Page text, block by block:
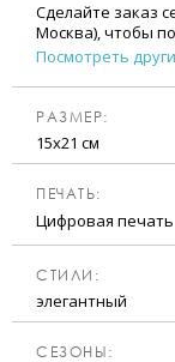
Сделайте заказ
Москва), чтобы
Посмотреть
РАЗМЕР:
15х21 см
ПЕЧАТЬ:
Цифровая печать
CТИЛИ:
элегантный
CЕЗОНЫ: